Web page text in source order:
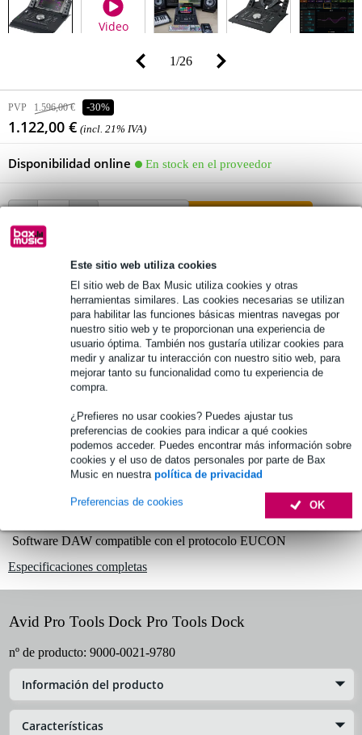
Este sitio web utiliza cookies
El sitio web de Bax Music utiliza cookies y otras
herramientas similares. Las cookies necesarias se utilizan
para habilitar las funciones básicas mientras navegas por
nuestro sitio web y te proporcionan una experiencia de
usuario óptima. También nos gustaría utilizar cookies para
medir y analizar tu interacción con nuestro sitio web, para
mejorar tanto su funcionalidad como tu experiencia de
compra.
¿Prefieres no usar cookies? Puedes ajustar tus
preferencias de cookies para indicar a qué cookies
podemos acceder. Puedes encontrar más información sobre
cookies y el uso de datos personales por parte de Bax
Music en nuestra política de privacidad
OK
Preferencias de cookies
Video
1/26
PVP 1.596,00 € -30%
1.122,00 € (incl. 21% IVA)
Disponibilidad online En stock en el proveedor
Más de 48.000 artículos en stock
1.250 marcas líderes
Elija ahora 2 años de garantía adicional y más ventajas
exclusivas!
Premio de 56,10 €
Información del producto
para Apple iPad en combinación con Pro Tools y la aplicación de
Software DAW compatible con el protocolo EUCON
Especificaciones completas
Avid Pro Tools Dock Pro Tools Dock
nº de producto: 9000-0021-9780
Información del producto
Características